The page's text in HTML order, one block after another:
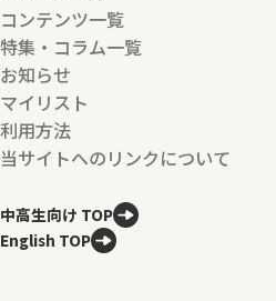
コンテンツ一覧
特集・コラム一覧
お知らせ
マイリスト
利用方法
当サイトへのリンクについて
中高生向け TOP
English TOP